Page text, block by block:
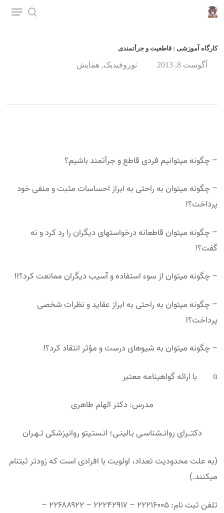
کارگاه آموزشی : قاطعیت و جرأت­مندی
آگوست 8, 2013 نوروفیدبک,همایش
– چگونه می­توانیم فردی قاطع و جرأت­مند باشیم؟
– چگونه می­توان به راحتی به ابراز احساسات مثبت و منفی خود
پرداخت؟!
– چگونه می­توان قاطعانه درخواست­های دیگران را رد کرد و نه
گفت؟!
– چگونه می­توان از سوء استفاده و آسیب دیگران ممانعت کرد؟!!
– چگونه می­توان به راحتی به ابراز عقاید و نظرات شخصی
پرداخت؟!
– چگونه می­توان به شیوه­ای درست و مؤثر انتقاد کرد؟!
ü با ارائه گواهینامه معتبر
مدرس: دکتر الهام طاهری
دکتـــرای روانــشناسـی بـالینـی؛ انـستـیتو روانپزشکی تــهـران
(به علت محدودیت تعداد، اولویت با افرادی است که زودتر ثبت­نام
می­کنند.)
تلفن ثبت نام: ۲۲۲۱۶۰۰۵ – ۲۲۲۴۲۹۱۷ – ۲۲۶۸۸۹۲۲ –